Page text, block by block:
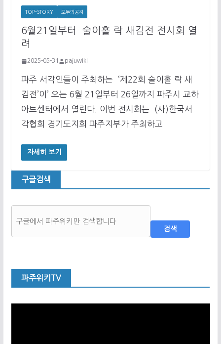
TOP-STORY 모두의공지
6월21일부터 술이홀 락 새김전 전시회 열
려
2025-05-31 pajuwiki
파주 서각인들이 주최하는 ‘제22회 술이홀 락 새
김전’이’ 오는 6월 21일부터 26일까지 파주시 교하
아트센터에서 열린다. 이번 전시회는 (사)한국서
각협회 경기도지회 파주지부가 주최하고
자세히 보기
구글검색
검색
파주위키TV